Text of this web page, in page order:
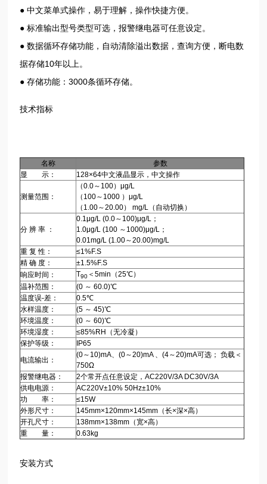
● 中文菜单式操作，易于理解，操作快捷方便。
● 标准输出型号类型可选，报警继电器可任意设定。
● 数据循环存储功能，自动清除溢出数据，查询方便，断电数
据存储10年以上。
● 存储功能：3000条循环存储。
技术指标
名称
参数
显 示：
128×64中文液晶显示，中文操作
测量范围：
（0.0～100）μg/L
（100～1000 ）μg/L
（1.00～20.00） mg/L（自动切换）
分 辨 率 ：
0.1μg/L (0.0～100)μg/L；
1.0μg/L (100 ～1000)μg/L；
0.01mg/L (1.00～20.00)mg/L
重 复 性：
≤1%F.S
精 确 度：
±1.5%F.S
响应时间：
T90 ＜5min（25℃）
温补范围：
(0 ～ 60.0)℃
温度误-差：
0.5℃
水样温度：
(5 ～ 45)℃
环境温度：
(0 ～ 60)℃
环境湿度：
≤85%RH（无冷凝）
保护等级：
IP65
电流输出：
(0～10)mA、(0～20)mA 、(4～20)mA可选； 负载＜
750Ω
报警继电器：
2个常开点任意设定，AC220V/3A DC30V/3A
供电电源：
AC220V±10% 50Hz±10%
功 率：
≤15W
外形尺寸：
145mm×120mm×145mm（长×深×高）
开孔尺寸：
138mm×138mm（宽×高）
重 量：
0.63kg
安装方式